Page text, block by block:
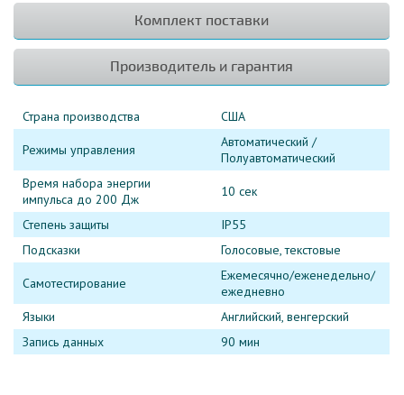
Комплект поставки
Производитель и гарантия
Страна производства США
Режимы управления
Автоматический /
Полуавтоматический
Время набора энергии
импульса до 200 Дж
10 сек
Степень защиты
IP55
Подсказки
Голосовые, текстовые
Самотестирование
Ежемесячно/еженедельно/
ежедневно
Языки
Английский, венгерский
Запись данных
90 мин